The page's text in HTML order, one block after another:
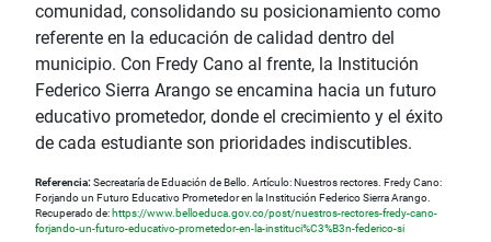
comunidad, consolidando su posicionamiento como
referente en la educación de calidad dentro del
municipio. Con Fredy Cano al frente, la Institución
Federico Sierra Arango se encamina hacia un futuro
educativo prometedor, donde el crecimiento y el éxito
de cada estudiante son prioridades indiscutibles.
Referencia: Secreataría de Eduación de Bello. Artículo: Nuestros rectores. Fredy Cano:
Forjando un Futuro Educativo Prometedor en la Institución Federico Sierra Arango.
Recuperado de: https://www.belloeduca.gov.co/post/nuestros-rectores-fredy-cano-
forjando-un-futuro-educativo-prometedor-en-la-instituci%C3%B3n-federico-si